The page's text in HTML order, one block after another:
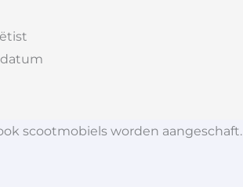
scootmobiels worden aangeschaft.